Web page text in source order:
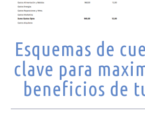
Esquemas de
clave para
beneficios de